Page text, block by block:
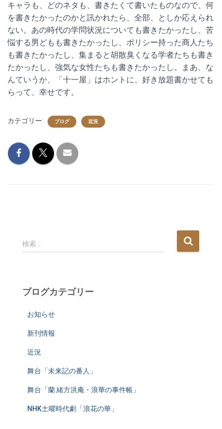
キャラも、どのネタも、書きたくて書いたものなので、何
を書きたかったのかと訊かれたら、全部、としか応えられ
ない。あの時代の学問状況についても書きたかったし、苦
悩する男どもも書きたかったし、ポリシー持った商人たち
も書きたかったし、集まると胡散臭くなる学者たちも書き
たかったし、強気な女性たちも書きたかったし。まあ、な
んていうか、「十一屋」はホントに、好き放題書かせても
らって、幸せです。
カテゴリー: ブログ 近況
検
索
検索…
ブログカテゴリー
お知らせ
新刊情報
近況
舞台「未来記の番人」
舞台「蘭 緒方洪庵・浪華の事件帳」
NHK土曜時代劇「浪花の華」